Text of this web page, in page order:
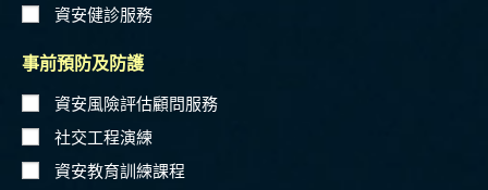
資安健診服務
事前預防及防護
資安風險評估顧問服務
社交工程演練
資安教育訓練課程